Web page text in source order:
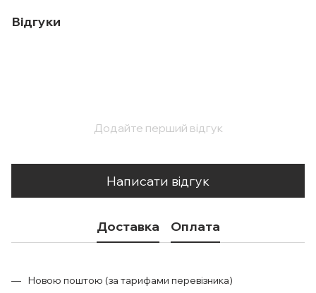
Відгуки
Додайте перший відгук
Написати відгук
Доставка Оплата
Новою поштою (за тарифами перевізника)